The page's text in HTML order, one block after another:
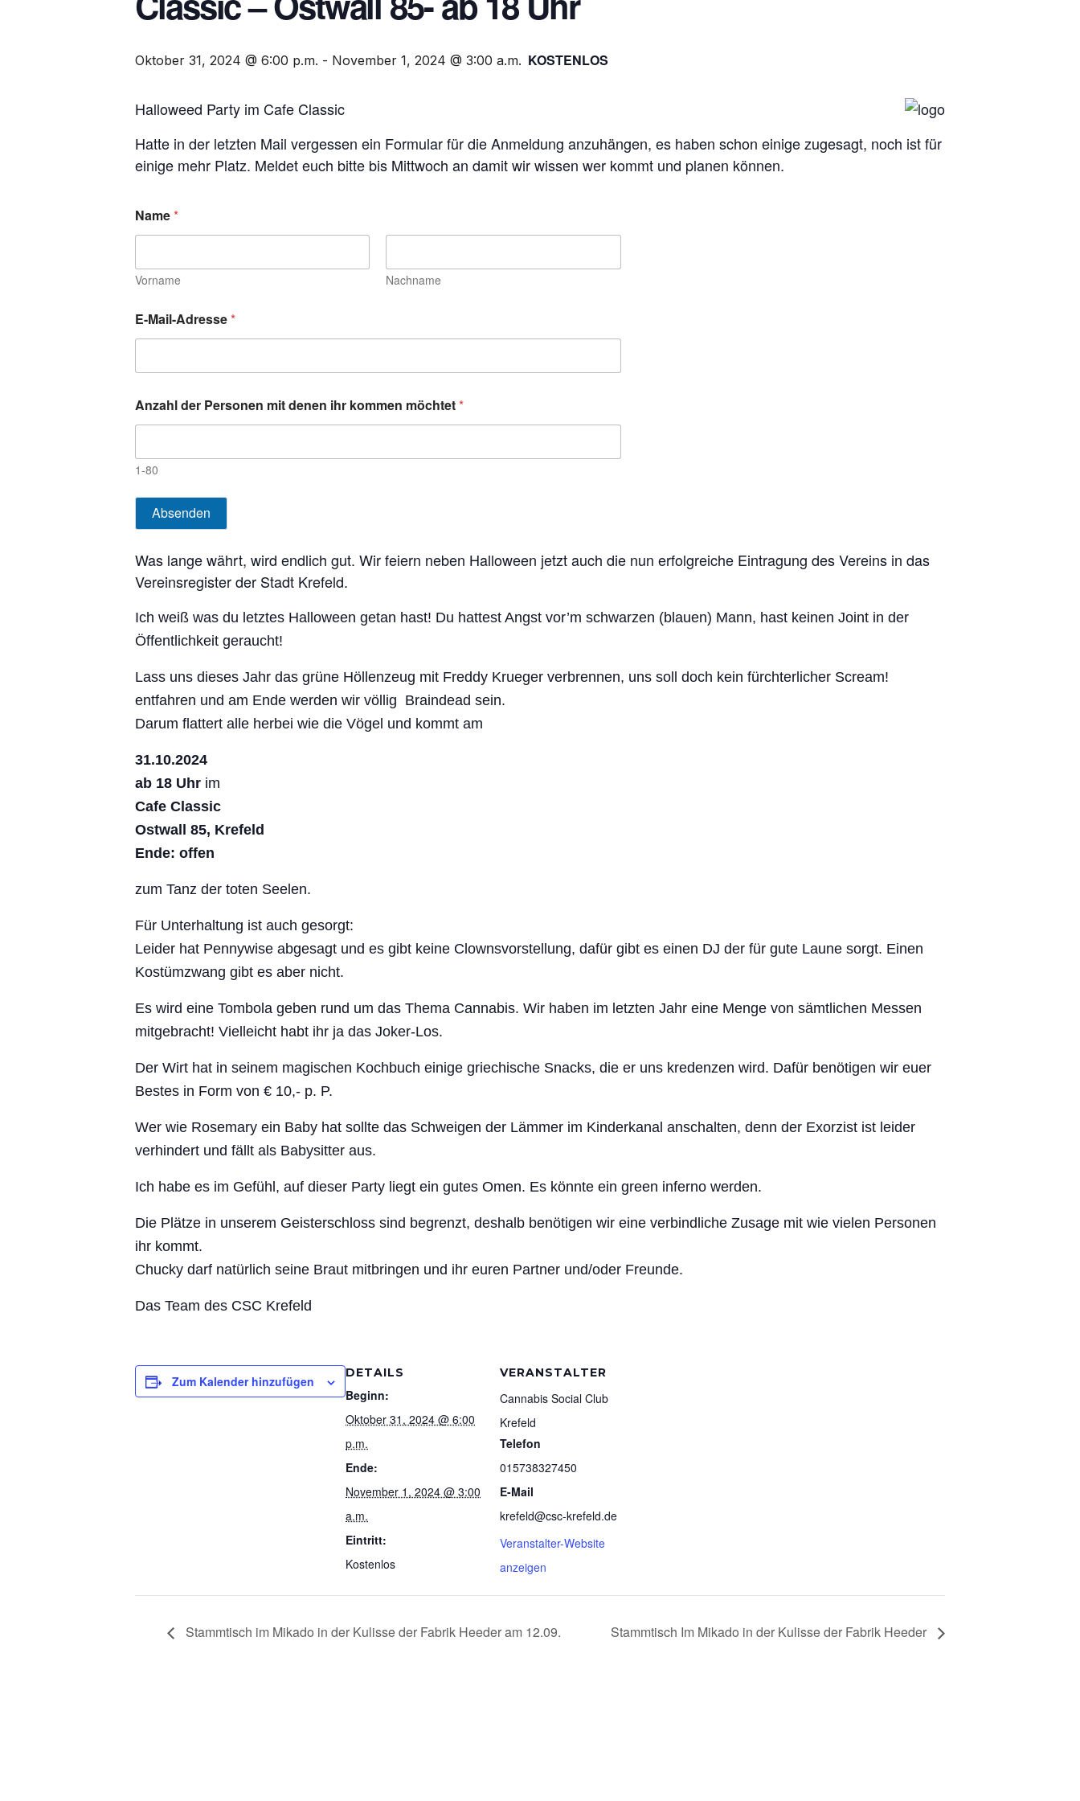
Oktober 31, 2024 @ 6:00 p.m. - November 1, 2024 @ 3:00 a.m. KOSTENLOS
Halloweed Party im Cafe Classic
Hatte in der letzten Mail vergessen ein Formular für die Anmeldung anzuhängen, es haben schon einige zugesagt, noch ist für
einige mehr Platz. Meldet euch bitte bis Mittwoch an damit wir wissen wer kommt und planen können.
Name*
Vorname Nachname
E-Mail-Adresse*
Anzahl der Personen mit denen ihr kommen möchtet*
1-80
Absenden
Was lange währt, wird endlich gut. Wir feiern neben Halloween jetzt auch die nun erfolgreiche Eintragung des Vereins in das
Vereinsregister der Stadt Krefeld.
Ich weiß was du letztes Halloween getan hast! Du hattest Angst vor’m schwarzen (blauen) Mann, hast keinen Joint in der
Öffentlichkeit geraucht!
Lass uns dieses Jahr das grüne Höllenzeug mit Freddy Krueger verbrennen, uns soll doch kein fürchterlicher Scream!
entfahren und am Ende werden wir völlig Braindead sein.
Darum flattert alle herbei wie die Vögel und kommt am
31.10.2024
ab 18 Uhr im
Cafe Classic
Ostwall 85, Krefeld
Ende: offen
zum Tanz der toten Seelen.
Für Unterhaltung ist auch gesorgt:
Leider hat Pennywise abgesagt und es gibt keine Clownsvorstellung, dafür gibt es einen DJ der für gute Laune sorgt. Einen
Kostümzwang gibt es aber nicht.
Es wird eine Tombola geben rund um das Thema Cannabis. Wir haben im letzten Jahr eine Menge von sämtlichen Messen
mitgebracht! Vielleicht habt ihr ja das Joker-Los.
Der Wirt hat in seinem magischen Kochbuch einige griechische Snacks, die er uns kredenzen wird. Dafür benötigen wir euer
Bestes in Form von € 10,- p. P.
Wer wie Rosemary ein Baby hat sollte das Schweigen der Lämmer im Kinderkanal anschalten, denn der Exorzist ist leider
verhindert und fällt als Babysitter aus.
Ich habe es im Gefühl, auf dieser Party liegt ein gutes Omen. Es könnte ein green inferno werden.
Die Plätze in unserem Geisterschloss sind begrenzt, deshalb benötigen wir eine verbindliche Zusage mit wie vielen Personen
ihr kommt.
Chucky darf natürlich seine Braut mitbringen und ihr euren Partner und/oder Freunde.
Das Team des CSC Krefeld
Zum Kalender hinzufügen
DETAILS
Beginn:
Oktober 31, 2024 @ 6:00
p.m.
Ende:
November 1, 2024 @ 3:00
a.m.
Eintritt:
Kostenlos
VERANSTALTER
Cannabis Social Club
Krefeld
Telefon
015738327450
E-Mail
krefeld@csc-krefeld.de
Veranstalter-Website
anzeigen
Stammtisch im Mikado in der Kulisse der Fabrik Heeder am 12.09. Stammtisch Im Mikado in der Kulisse der Fabrik Heeder